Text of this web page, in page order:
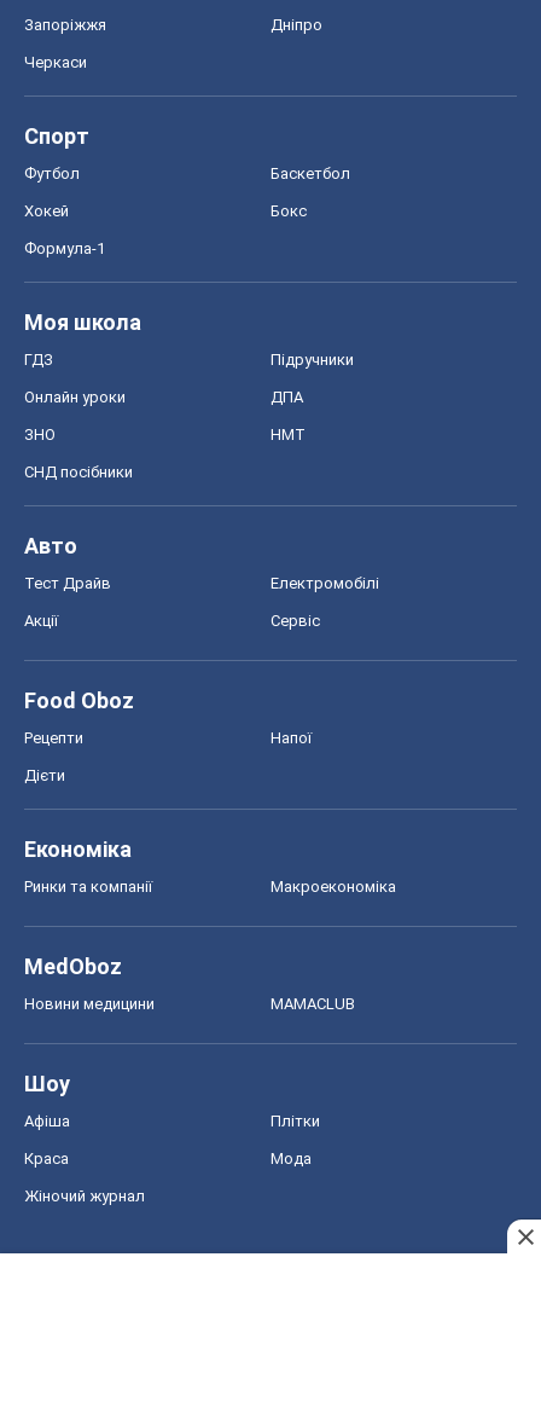
Запоріжжя Дніпро
Черкаси
Спорт
Футбол Баскетбол
Хокей Бокс
Формула-1
Моя школа
ГДЗ Підручники
Онлайн уроки ДПА
ЗНО НМТ
СНД посібники
Авто
Тест Драйв Електромобілі
Акції Сервіс
Food Oboz
Рецепти Напої
Дієти
Економіка
Ринки та компанії Макроекономіка
MedOboz
Новини медицини MAMACLUB
Шоу
Афіша Плітки
Краса Мода
Жіночий журнал